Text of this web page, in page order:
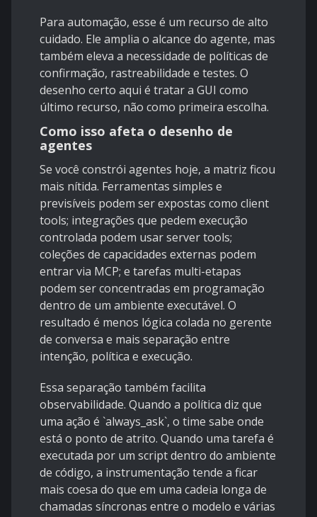
Para automação, esse é um recurso de alto
cuidado. Ele amplia o alcance do agente, mas
também eleva a necessidade de políticas de
confirmação, rastreabilidade e testes. O
desenho certo aqui é tratar a GUI como
último recurso, não como primeira escolha.
Como isso afeta o desenho de
agentes
Se você constrói agentes hoje, a matriz ficou
mais nítida. Ferramentas simples e
previsíveis podem ser expostas como client
tools; integrações que pedem execução
controlada podem usar server tools;
coleções de capacidades externas podem
entrar via MCP; e tarefas multi-etapas
podem ser concentradas em programação
dentro de um ambiente executável. O
resultado é menos lógica colada no gerente
de conversa e mais separação entre
intenção, política e execução.
Essa separação também facilita
observabilidade. Quando a política diz que
uma ação é `always_ask`, o time sabe onde
está o ponto de atrito. Quando uma tarefa é
executada por um script dentro do ambiente
de código, a instrumentação tende a ficar
mais coesa do que em uma cadeia longa de
chamadas síncronas entre o modelo e várias